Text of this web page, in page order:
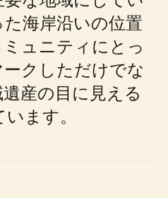
海岸沿いの位置
ュニティにとっ
クしただけでな
産の目に見える
ます。